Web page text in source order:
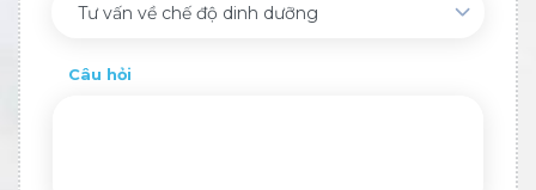
Tư vấn về chế độ dinh dưỡng
Câu hỏi